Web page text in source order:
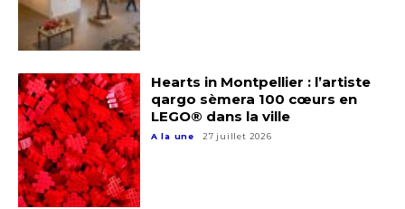
Hearts in Montpellier : l’artiste
qargo sèmera 100 cœurs en
LEGO® dans la ville
A la une 27 juillet 2026